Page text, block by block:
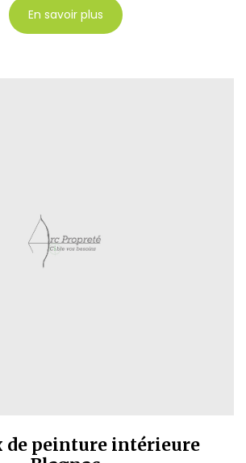
En savoir plus
de peinture intérieure